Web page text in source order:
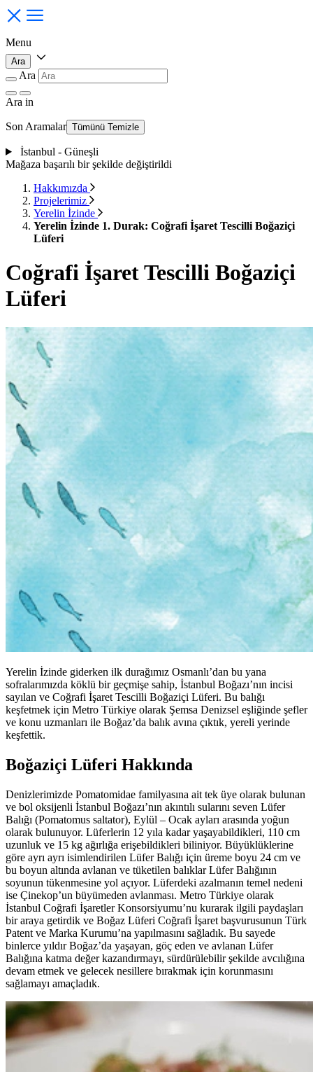
Menu
Ara
Ara
Ara in
Son Aramalar Tümünü Temizle
İstanbul - Güneşli
Mağaza başarılı bir şekilde değiştirildi
Hakkımızda
Projelerimiz
Yerelin İzinde
Yerelin İzinde 1. Durak: Coğrafi İşaret Tescilli Boğaziçi
Lüferi
Coğrafi İşaret Tescilli Boğaziçi
Lüferi
Yerelin İzinde giderken ilk durağımız Osmanlı’dan bu yana
sofralarımızda köklü bir geçmişe sahip, İstanbul Boğazı’nın incisi
sayılan ve Coğrafi İşaret Tescilli Boğaziçi Lüferi. Bu balığı
keşfetmek için Metro Türkiye olarak Şemsa Denizsel eşliğinde şefler
ve konu uzmanları ile Boğaz’da balık avına çıktık, yereli yerinde
keşfettik.
Boğaziçi Lüferi Hakkında
Denizlerimizde Pomatomidae familyasına ait tek üye olarak bulunan
ve bol oksijenli İstanbul Boğazı’nın akıntılı sularını seven Lüfer
Balığı (Pomatomus saltator), Eylül – Ocak ayları arasında yoğun
olarak bulunuyor. Lüferlerin 12 yıla kadar yaşayabildikleri, 110 cm
uzunluk ve 15 kg ağırlığa erişebildikleri biliniyor. Büyüklüklerine
göre ayrı ayrı isimlendirilen Lüfer Balığı için üreme boyu 24 cm ve
bu boyun altında avlanan ve tüketilen balıklar Lüfer Balığının
soyunun tükenmesine yol açıyor. Lüferdeki azalmanın temel nedeni
ise Çinekop’un büyümeden avlanması. Metro Türkiye olarak
İstanbul Coğrafi İşaretler Konsorsiyumu’nu kurarak ilgili paydaşları
bir araya getirdik ve Boğaz Lüferi Coğrafi İşaret başvurusunun Türk
Patent ve Marka Kurumu’na yapılmasını sağladık. Bu sayede
binlerce yıldır Boğaz’da yaşayan, göç eden ve avlanan Lüfer
Balığına katma değer kazandırmayı, sürdürülebilir şekilde avcılığına
devam etmek ve gelecek nesillere bırakmak için korunmasını
sağlamayı amaçladık.